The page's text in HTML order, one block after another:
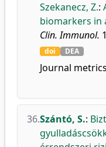
Szekanecz, Z.:
biomarkers in
Clin. Immunol.
doi DEA
Journal
36.Szántó, S.: